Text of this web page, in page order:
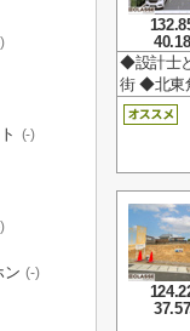
◆設計士
街 ◆北東
(-)
ン (-)